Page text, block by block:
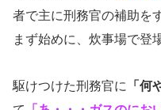
者で主に刑務官の補助を
まず始めに、炊事場で登
駆けつけた刑務官に 「何